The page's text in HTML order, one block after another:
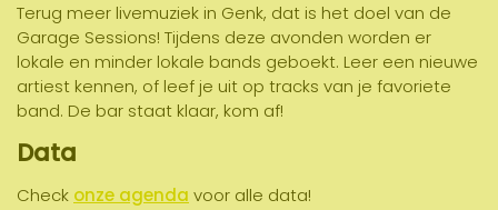
Terug meer livemuziek in Genk, dat is het doel van de
Garage Sessions! Tijdens deze avonden worden er
lokale en minder lokale bands geboekt. Leer een nieuwe
artiest kennen, of leef je uit op tracks van je favoriete
band. De bar staat klaar, kom af!
Data
Check onze agenda voor alle data!